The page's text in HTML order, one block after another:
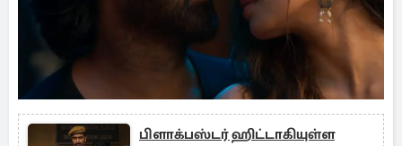
பிளாக்பஸ்டர் ஹிட்டாகியுள்ள